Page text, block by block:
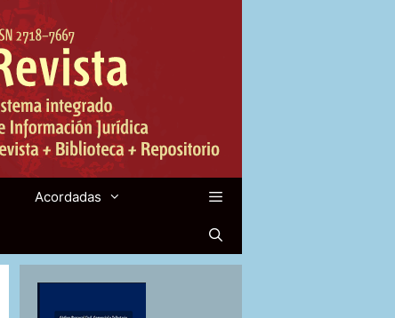
Acordadas